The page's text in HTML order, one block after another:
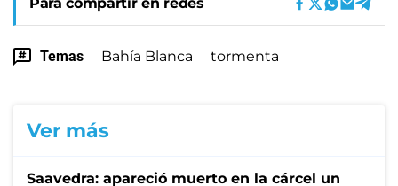
Temas Bahía Blanca tormenta
Ver más
Saavedra: apareció muerto en la cárcel un